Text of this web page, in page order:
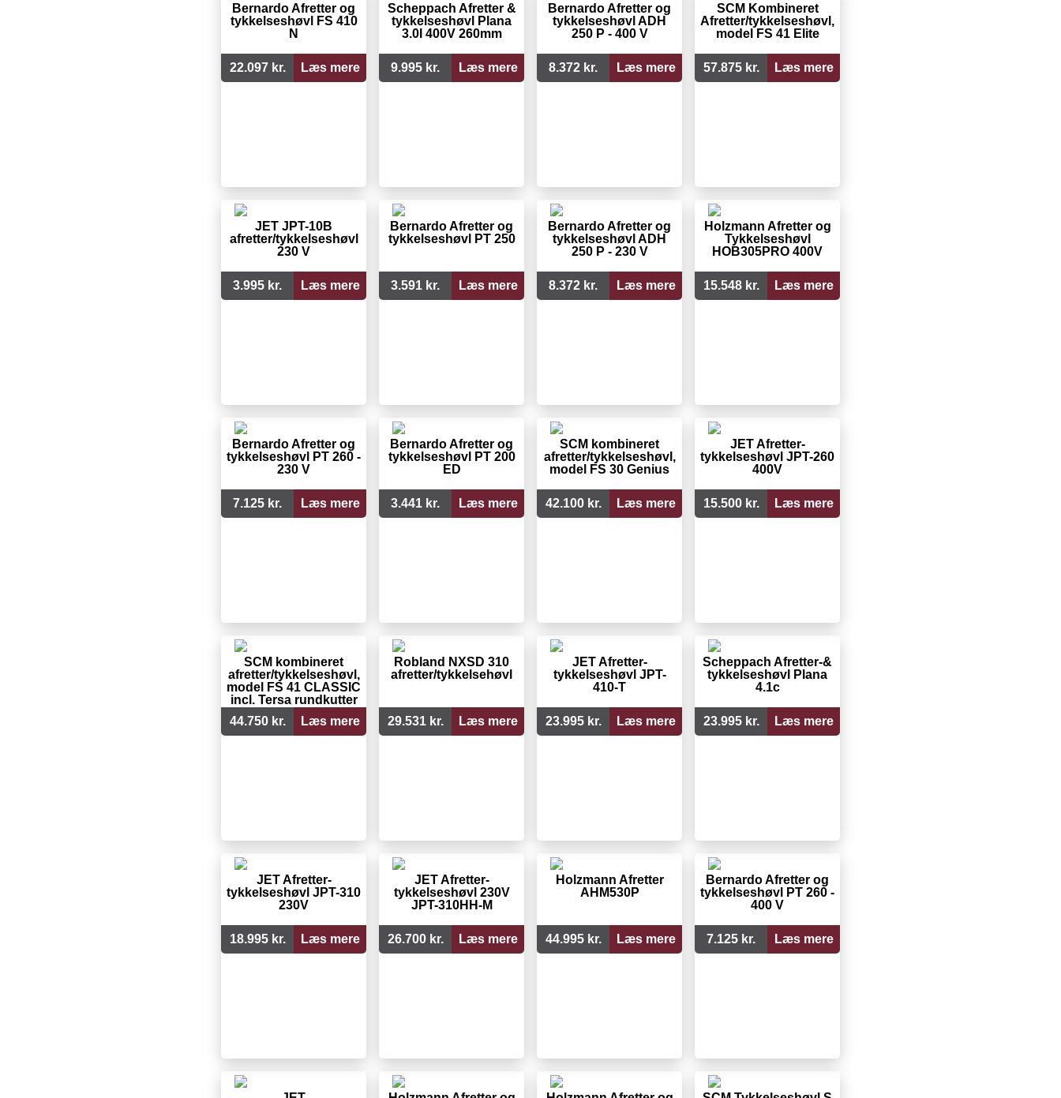
Bernardo Afretter og
tykkelseshøvl FS 410
N
22.097 kr. Læs mere
Scheppach Afretter &
tykkelseshøvl Plana
3.0I 400V 260mm
9.995 kr. Læs mere
Bernardo Afretter og
tykkelseshøvl ADH
250 P - 400 V
8.372 kr. Læs mere
SCM Kombineret
Afretter/tykkelseshøvl,
model FS 41 Elite
57.875 kr. Læs mere
JET JPT-10B
afretter/tykkelseshøvl
230 V
3.995 kr. Læs mere
Bernardo Afretter og
tykkelseshøvl PT 250
3.591 kr. Læs mere
Bernardo Afretter og
tykkelseshøvl ADH
250 P - 230 V
8.372 kr. Læs mere
Holzmann Afretter og
Tykkelseshøvl
HOB305PRO 400V
15.548 kr. Læs mere
Bernardo Afretter og
tykkelseshøvl PT 260 -
230 V
7.125 kr. Læs mere
Bernardo Afretter og
tykkelseshøvl PT 200
ED
3.441 kr. Læs mere
SCM kombineret
afretter/tykkelseshøvl,
model FS 30 Genius
42.100 kr. Læs mere
JET Afretter-
tykkelseshøvl JPT-260
400V
15.500 kr. Læs mere
SCM kombineret
afretter/tykkelseshøvl,
model FS 41 CLASSIC
incl. Tersa rundkutter
hurtiglåsning.
44.750 kr. Læs mere
Robland NXSD 310
afretter/tykkelsehøvl
29.531 kr. Læs mere
JET Afretter-
tykkelseshøvl JPT-
410-T
23.995 kr. Læs mere
Scheppach Afretter-&
tykkelseshøvl Plana
4.1c
23.995 kr. Læs mere
JET Afretter-
tykkelseshøvl JPT-310
230V
18.995 kr. Læs mere
JET Afretter-
tykkelseshøvl 230V
JPT-310HH-M
26.700 kr. Læs mere
Holzmann Afretter
AHM530P
44.995 kr. Læs mere
Bernardo Afretter og
tykkelseshøvl PT 260 -
400 V
7.125 kr. Læs mere